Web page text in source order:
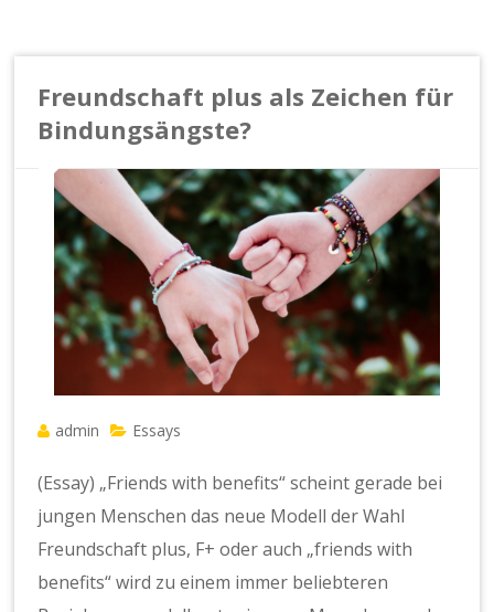
Freundschaft plus als Zeichen für
Bindungsängste?
admin Essays
(Essay) „Friends with benefits“ scheint gerade bei
jungen Menschen das neue Modell der Wahl
Freundschaft plus, F+ oder auch „friends with
benefits“ wird zu einem immer beliebteren